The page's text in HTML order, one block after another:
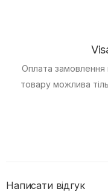
Оплата замовлення
товару можлива
Написати відгук